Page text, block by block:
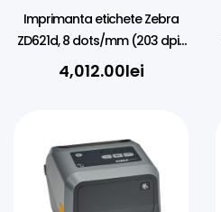
Imprimanta etichete Zebra
ZD621d, 8 dots/mm (203 dpi),
RTC, USB, USB Host, RS232, BT,
Ethernet, Wi-Fi, kit (USB)
4,012.00lei